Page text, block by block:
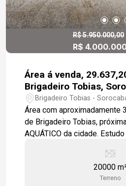
R$ 5.950.000,00
R$
Área á venda,
Brigadeiro Tobias,
Brigadeiro Tobias -
Área com aproximadamente
de Brigadeiro Tobias,
AQUÁTICO da cidade.
lotes. já considerando
localização com fácil acesso
Tavares e Castelo Branco.
20000
Terreno